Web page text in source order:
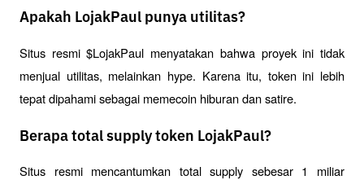
Apakah LojakPaul punya utilitas?
Situs resmi $LojakPaul menyatakan bahwa proyek ini tidak
menjual utilitas, melainkan hype. Karena itu, token ini lebih
tepat dipahami sebagai memecoin hiburan dan satire.
Berapa total supply token LojakPaul?
Situs resmi mencantumkan total supply sebesar 1 miliar